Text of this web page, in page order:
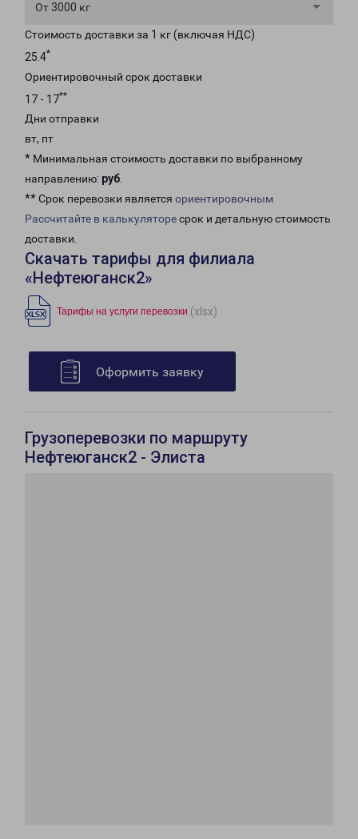
От 3000 кг
Стоимость доставки за 1 кг (включая НДС)
25.4*
Ориентировочный срок доставки
17 - 17**
Дни отправки
вт, пт
* Минимальная стоимость доставки по выбранному
направлению: руб.
** Срок перевозки является ориентировочным
Рассчитайте в калькуляторесрок и детальную стоимость
доставки.
Скачать тарифы для филиала
«Нефтеюганск2»
Тарифы на услуги перевозки (xlsx)
Оформить заявку
Грузоперевозки по маршруту
Нефтеюганск2 - Элиста